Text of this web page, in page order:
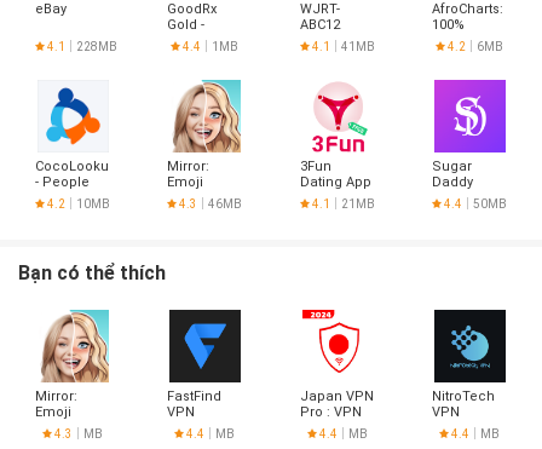
eBay
4.1 228MB
GoodRx
Gold -
Pharmacy
Discount
4.4 1MB
WJRT-
ABC12
4.1 41MB
AfroCharts:
100%
African
Music
4.2 6MB
CocoLookup
- People
Finder
4.2 10MB
Mirror:
Emoji
meme
maker
4.3 46MB
3Fun
Dating App
- Meet
Curious
4.1 21MB
Sugar
Daddy
Dating App
- Sudy
4.4 50MB
Bạn có thể thích
Mirror:
Emoji
meme
maker
4.3 MB
FastFind
VPN
4.4 MB
Japan VPN
Pro : VPN
For Japan
4.4 MB
NitroTech
VPN
4.4 MB